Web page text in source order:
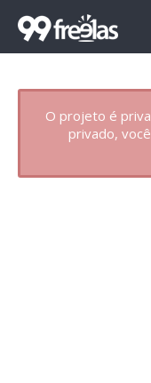
O projeto é
privado,